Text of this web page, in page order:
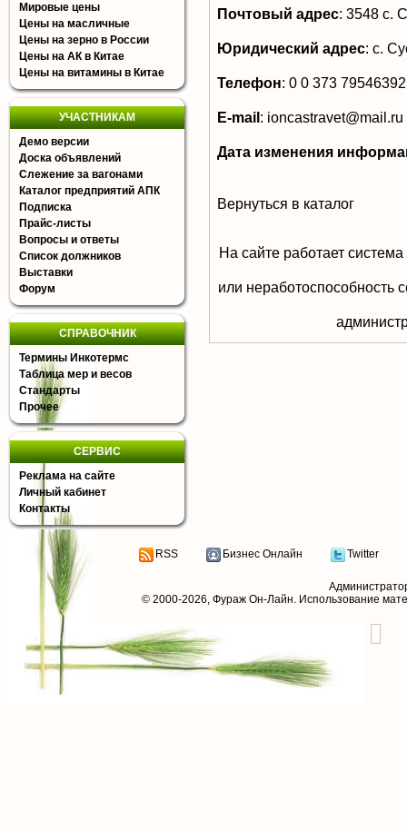
Мировые цены
Цены на масличные
Цены на зерно в России
Цены на АК в Китае
Цены на витамины в Китае
УЧАСТНИКАМ
Демо версии
Доска объявлений
Слежение за вагонами
Каталог предприятий АПК
Подписка
Прайс-листы
Вопросы и ответы
Список должников
Выставки
Форум
СПРАВОЧНИК
Термины Инкотермс
Таблица мер и весов
Стандарты
Прочее
СЕРВИС
Реклама на сайте
Личный кабинет
Контакты
Почтовый адрес: 3548 с.
Юридический адрес: с.
Телефон: 0 0 373 79546392
E-mail: ioncastravet@mail.ru
Дата изменения
Вернуться в каталог
На сайте работает
или неработоспособность
RSS Бизнес Онлайн Twitter
© 2000-2026, Фураж Он-Лайн. Использование